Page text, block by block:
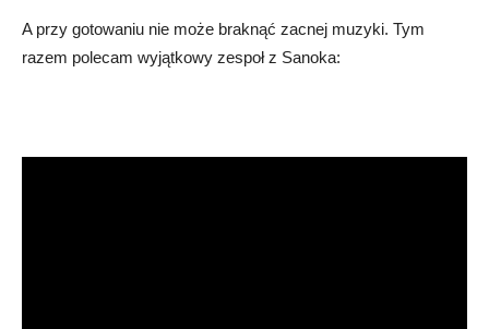
A przy gotowaniu nie może braknąć zacnej muzyki. Tym
razem polecam wyjątkowy zespoł z Sanoka: